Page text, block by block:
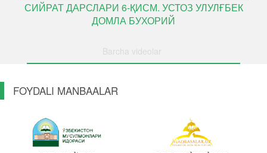
СИЙРАТ ДАРСЛАРИ 6-ҚИСМ. УСТОЗ УЛУЛҒБЕК
ДОМЛА БУХОРИЙ
Barcha videolar
FOYDALI MANBAALAR